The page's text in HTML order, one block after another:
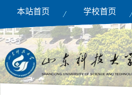
本站首页 学校首页